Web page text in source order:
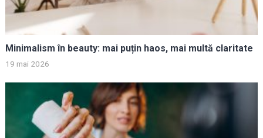
Minimalism în beauty: mai puțin haos, mai multă claritate
19 mai 2026